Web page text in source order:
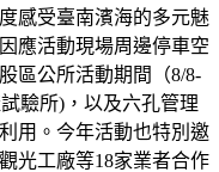
感受臺南濱海的多元魅
應活動現場周邊停車空
區公所活動期間（8/8-
驗所)，以及六孔管理
用。今年活動也特別邀
光工廠等18家業者合作